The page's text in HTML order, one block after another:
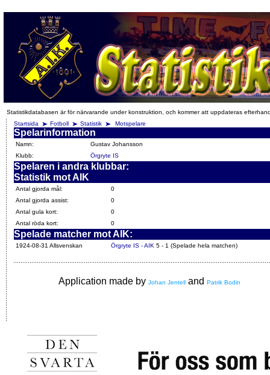
Statistikdatabasen är för närvarande under konstruktion, och kommer att uppdateras
Startsida
Fotboll Statistik Motspelare
Spelarinformation
Namn:
Gustav Johansson
Klubb:
Örgryte IS
Spelaren i andra klubbar:
Statistik mot AIK
Antal gjorda mål:
0
Antal gjorda assist:
0
Antal gula kort:
0
Antal röda kort:
0
Spelade matcher mot AIK:
1924-08-31 Allsvenskan Örgryte IS - AIK 5 - 1 (Spelade hela matchen)
Application made by Johan Jentell and Patrik Bodin